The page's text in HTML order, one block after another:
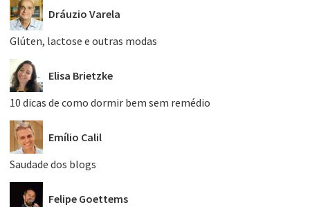
Dráuzio Varela
Glúten, lactose e outras modas
Elisa Brietzke
10 dicas de como dormir bem sem remédio
Emílio Calil
Saudade dos blogs
Felipe Goettems